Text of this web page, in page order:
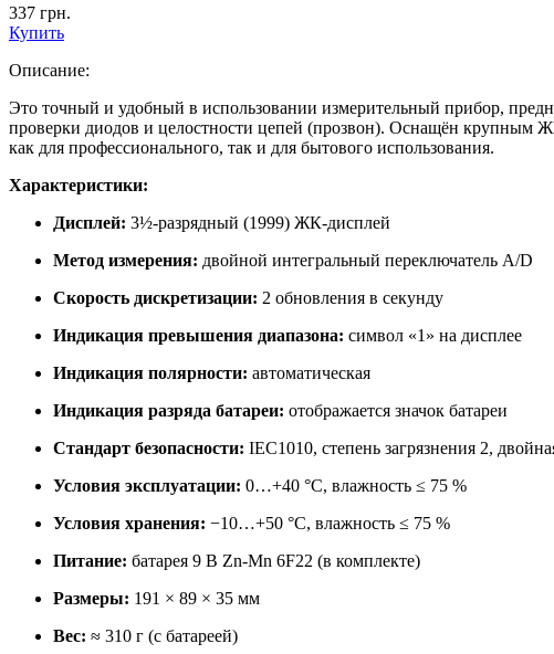
337 грн.
Купить
Описание:
Это точный и удобный в использовании измерительный прибор,
проверки диодов и целостности цепей (прозвон). Оснащён крупным
как для профессионального, так и для бытового использования.
Характеристики:
Дисплей: 3½-разрядный (1999) ЖК-дисплей
Метод измерения: двойной интегральный переключатель A/D
Скорость дискретизации: 2 обновления в секунду
Индикация превышения диапазона: символ «1» на дисплее
Индикация полярности: автоматическая
Индикация разряда батареи: отображается значок батареи
Стандарт безопасности: IEC1010, степень загрязнения 2,
Условия эксплуатации: 0…+40 °C, влажность ≤ 75 %
Условия хранения: −10…+50 °C, влажность ≤ 75 %
Питание: батарея 9 В Zn-Mn 6F22 (в комплекте)
Размеры: 191 × 89 × 35 мм
Вес: ≈ 310 г (с батареей)